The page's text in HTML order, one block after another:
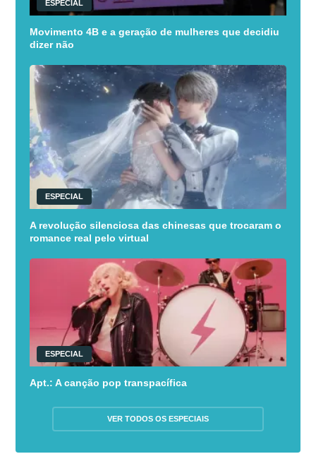
ESPECIAL
Movimento 4B e a geração de mulheres que decidiu
dizer não
ESPECIAL
A revolução silenciosa das chinesas que trocaram o
romance real pelo virtual
ESPECIAL
Apt.: A canção pop transpacífica
VER TODOS OS ESPECIAIS